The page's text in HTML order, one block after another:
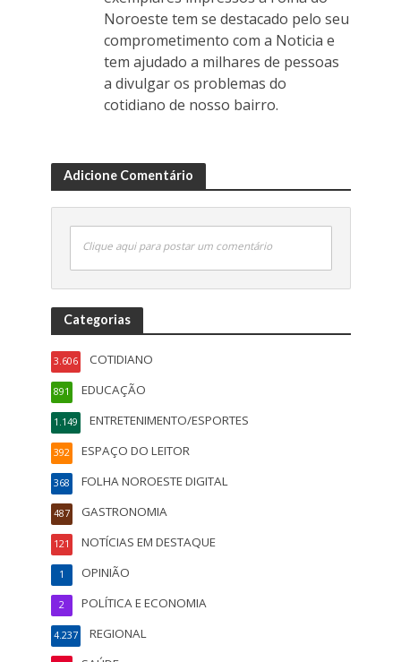
Noroeste tem se destacado pelo seu
comprometimento com a Noticia e
tem ajudado a milhares de pessoas
a divulgar os problemas do
cotidiano de nosso bairro.
Adicione Comentário
Clique aqui para postar um comentário
Categorias
COTIDIANO
3.606
EDUCAÇÃO
891
ENTRETENIMENTO/ESPORTES
1.149
ESPAÇO DO LEITOR
392
FOLHA NOROESTE DIGITAL
368
GASTRONOMIA
487
NOTÍCIAS EM DESTAQUE
121
OPINIÃO
1
POLÍTICA E ECONOMIA
2
REGIONAL
4.237